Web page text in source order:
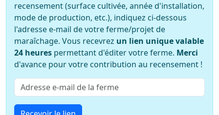
recensement (surface cultivée, année d'installation,
mode de production, etc.), indiquez ci-dessous
l'adresse e-mail de votre ferme/projet de
maraîchage. Vous recevrez un lien unique valable
24 heures permettant d'éditer votre ferme. Merci
d'avance pour votre contribution au recensement !